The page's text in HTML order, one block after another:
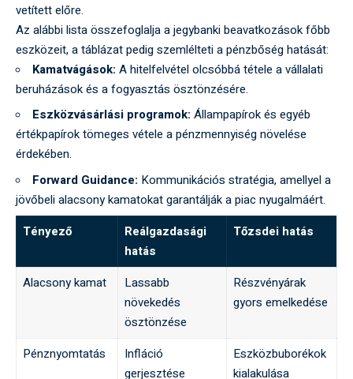
vetített előre.
Az alábbi lista összefoglalja a jegybanki beavatkozások főbb
eszközeit, a táblázat pedig szemlélteti a pénzbőség hatását:
Kamatvágások: A hitelfelvétel olcsóbbá tétele a vállalati
beruházások és a fogyasztás ösztönzésére.
Eszközvásárlási programok: Állampapírok és egyéb
értékpapírok tömeges vétele a pénzmennyiség növelése
érdekében.
Forward Guidance: Kommunikációs stratégia, amellyel a
jövőbeli alacsony kamatokat garantálják a piac nyugalmáért.
Tényező
Reálgazdasági
hatás
Tőzsdei hatás
Alacsony kamat
Lassabb
növekedés
ösztönzése
Részvényárak
gyors emelkedése
Pénznyomtatás
Infláció
gerjesztése
Eszközbuborékok
kialakulása